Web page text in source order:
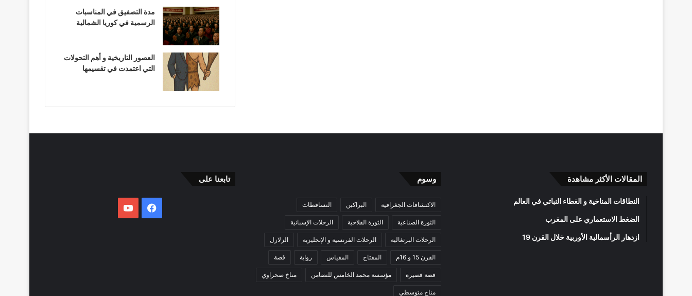
مدة التصفيق في المناسبات
الرسمية في كوريا الشمالية
العصور التاريخية و أهم التحولات
التي اعتمدت في تقسيمها
المقالات الأكثر مشاهدة
النطاقات المناخية و الغطاء النباتي في العالم
الضغط الاستعماري على المغرب
ازدهار الرأسمالية الأوربية خلال القرن 19
وسوم
الاكتشافات الجغرافية البراكين التساقطات
الثورة الصناعية الثورة الفلاحية الرحلات الإسبانية
الرحلات البرتغالية الرحلات الفرنسية و الإنجليزية الزلازل
القرن 15 و 16م المفتاح المقياس رواية قصة
قصة قصيرة مؤسسة محمد الخامس للتضامن مناخ صحراوي
مناخ متوسطي
تابعنا على
فيسبوكيوتيوب